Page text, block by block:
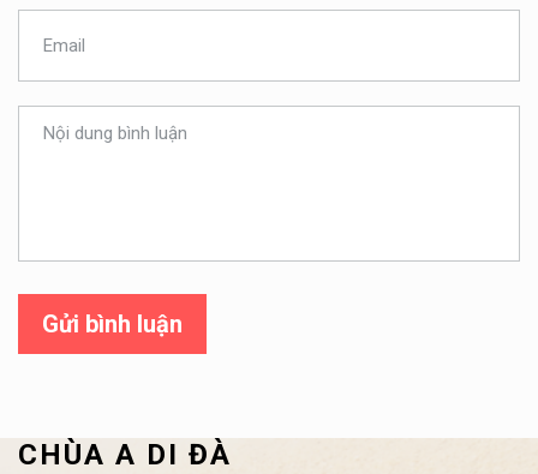
Gửi bình luận
CHÙA A DI ĐÀ